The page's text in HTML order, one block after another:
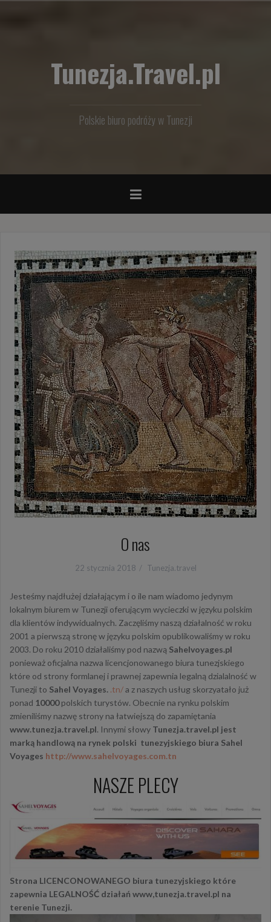
Tunezja.Travel.pl
Polskie biuro podróży w Tunezji
O nas
22 stycznia 2018 Tunezja.travel
Jesteśmy najdłużej działającym i o ile nam wiadomo jedynym
lokalnym biurem w Tunezji oferującym wycieczki w języku polskim
dla klientów indywidualnych. Zaczęliśmy naszą działalność w roku
2001 a pierwszą stronę w języku polskim opublikowaliśmy w roku
2003. Do roku 2010 działaliśmy pod nazwą Sahelvoyages.pl
ponieważ oficjalna nazwa licencjonowanego biura tunezjskiego
które od strony formlanej i prawnej zapewnia legalną dzialalność w
Tunezji to Sahel Voyages. .tn/a z naszych usług skorzyatało już
ponad 10000polskich turystów. Obecnie na rynku polskim
zmieniliśmy nazwę strony na łatwiejszą do zapamiętania
www.tunezja.travel.pl. Innymi słowy Tunezja.travel.pl jest
marką handlową na rynek polski tunezyjskiego biura Sahel
Voyages http://www.sahelvoyages.com.tn
NASZE PLECY
Strona LICENCONOWANEGO biura tunezyjskiego które
zapewnia LEGALNOŚĆ działań www,tunezja.travel.pl na
terenie Tunezji.